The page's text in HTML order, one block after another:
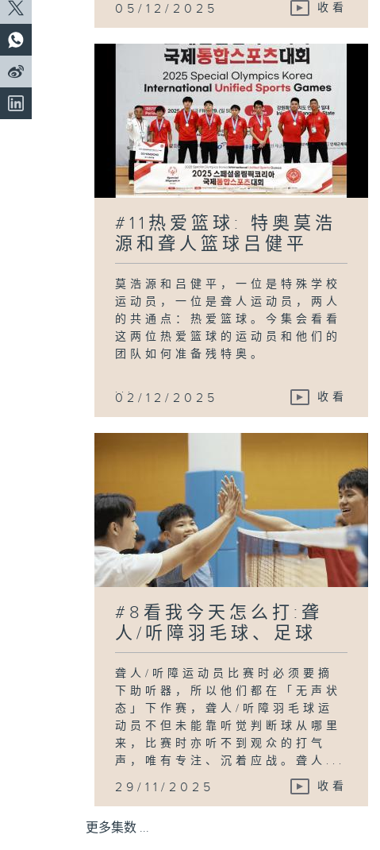
05/12/2025 收看
#11热爱篮球: 特奥莫浩
源和聋人篮球吕健平
莫浩源和吕健平，一位是特殊学校
运动员，一位是聋人运动员，两人
的共通点：热爱篮球。今集会看看
这两位热爱篮球的运动员和他们的
团队如何准备残特奥。
...
02/12/2025 收看
#8看我今天怎么打:聋
人/听障羽毛球、足球
聋人/听障运动员比赛时必须要摘
下助听器，所以他们都在「无声状
态」下作赛，聋人/听障羽毛球运
动员不但未能靠听觉判断球从哪里
来，比赛时亦听不到观众的打气
声，唯有专注、沉着应战。聋人...
29/11/2025 收看
更多集数 ...